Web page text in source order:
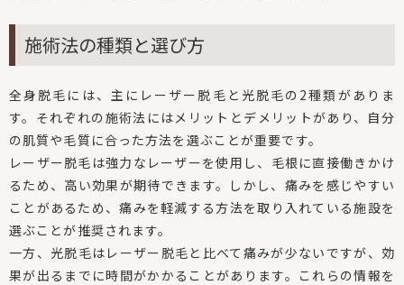
施術法の種類と選び方
全身脱毛には、主にレーザー脱毛と光脱毛の2種類がありま
す。それぞれの施術法にはメリットとデメリットがあり、自分
の肌質や毛質に合った方法を選ぶことが重要です。
レーザー脱毛は強力なレーザーを使用し、毛根に直接働きかけ
るため、高い効果が期待できます。しかし、痛みを感じやすい
ことがあるため、痛みを軽減する方法を取り入れている施設を
選ぶことが推奨されます。
一方、光脱毛はレーザー脱毛と比べて痛みが少ないですが、効
果が出るまでに時間がかかることがあります。これらの情報を